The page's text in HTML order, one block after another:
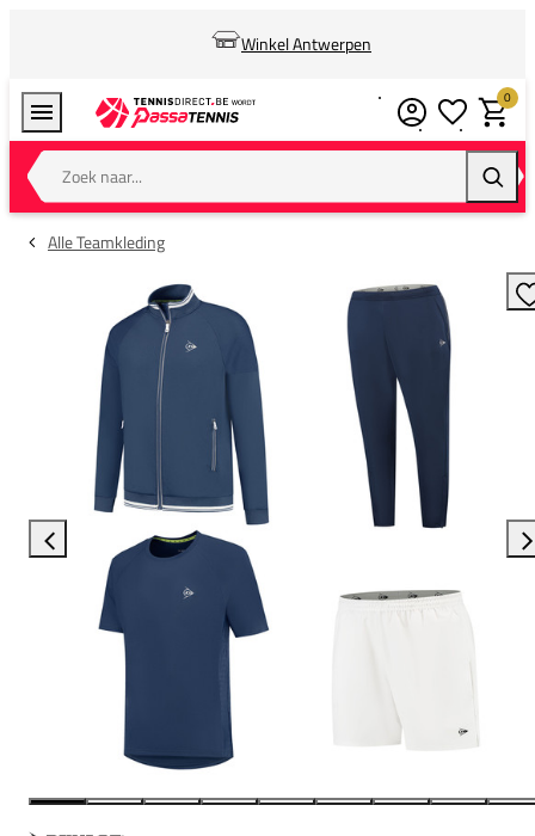
Winkel Antwerpen
Zoek naar...
0
Alle Teamkleding